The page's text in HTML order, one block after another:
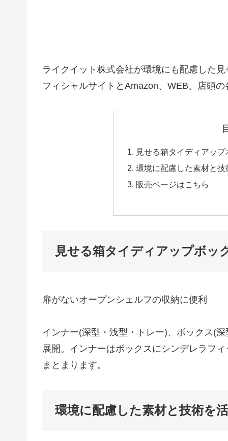
ライクイット株式会社が環境にも配慮した
フィシャルサイトとAmazon、WEB、店頭の
見せる箱タイディアップ
環境に配慮した素材と
販売ページはこちら
見せる箱タイディアップボッ
扉がないオープンシェルフの収納に便利
インナー(深型・浅型・トレー)、ボックス(
展開。インナーはボックスにシンデレラフ
まとまります。
環境に配慮した素材と技術を